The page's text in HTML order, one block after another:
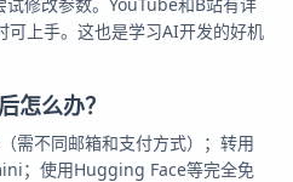
可上手。这也是学习AI开发的好机
怎么办？
需不同邮箱和支付方式）；转用
；使用Hugging Face等完全免